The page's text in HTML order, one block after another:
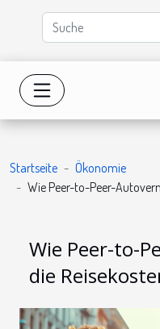
Startseite
Ökonomie
Wie Peer-to-Peer-
Wie Peer-to-
die